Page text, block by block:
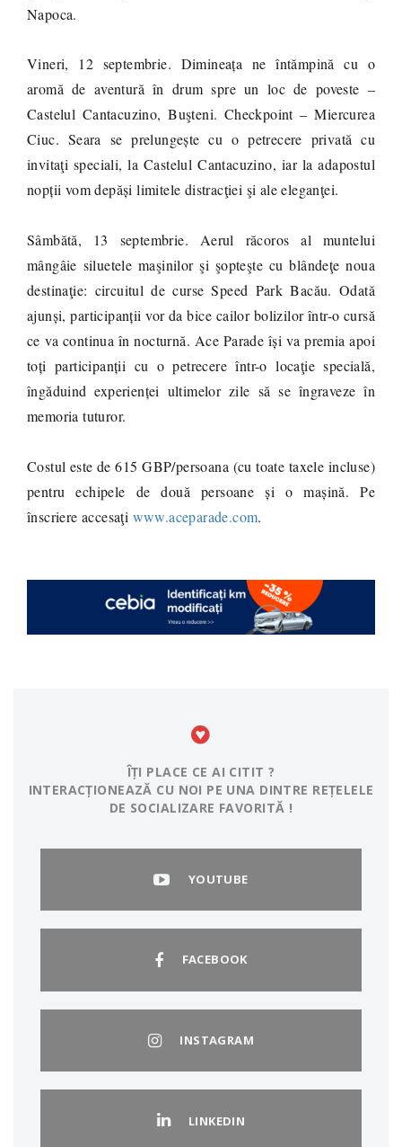
Napoca.
Vineri, 12 septembrie. Dimineața ne întămpină cu o
aromă de aventură în drum spre un loc de poveste –
Castelul Cantacuzino, Buşteni. Checkpoint – Miercurea
Ciuc. Seara se prelungește cu o petrecere privată cu
invitaţi speciali, la Castelul Cantacuzino, iar la adapostul
nopții vom depăși limitele distracţiei şi ale eleganţei.
Sâmbătă, 13 septembrie. Aerul răcoros al muntelui
mângâie siluetele maşinilor şi şopteşte cu blândeţe noua
destinaţie: circuitul de curse Speed Park Bacău. Odată
ajunși, participanții vor da bice cailor bolizilor într-o cursă
ce va continua în nocturnă. Ace Parade își va premia apoi
toți participanții cu o petrecere într-o locaţie specială,
îngăduind experienței ultimelor zile să se îngraveze în
memoria tuturor.
Costul este de 615 GBP/persoana (cu toate taxele incluse)
pentru echipele de două persoane și o mașină. Pe
înscriere accesaţi www.aceparade.com.
ÎȚI PLACE CE AI CITIT ?
INTERACȚIONEAZĂ CU NOI PE UNA DINTRE REȚELELE
DE SOCIALIZARE FAVORITĂ !
YOUTUBE
FACEBOOK
INSTAGRAM
LINKEDIN